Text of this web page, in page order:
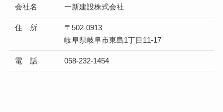
会社名 一新建設株式会社
住 所
〒502-0913
岐阜県岐阜市東島1丁目11-17
電 話 058-232-1454